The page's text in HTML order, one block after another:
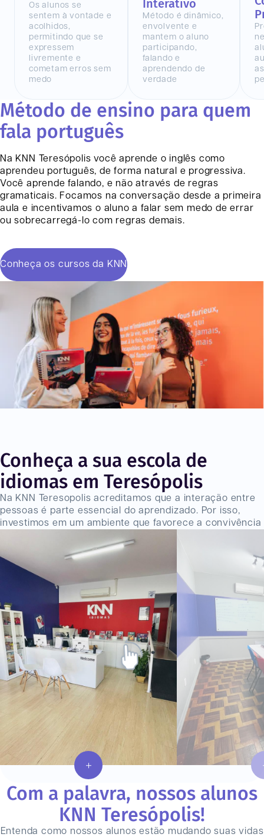
Os alunos se
sentem à vontade e
acolhidos,
permitindo que se
expressem
livremente e
cometam erros sem
medo
Interativo
Método é dinâmico,
envolvente e
mantem o aluno
participando,
falando e
aprendendo de
verdade
Método de ensino para quem
fala português
Na KNN Teresópolis você aprende o inglês como
aprendeu português, de forma natural e progressiva.
Você aprende falando, e não através de regras
gramaticais. Focamos na conversação desde a primeira
aula e incentivamos o aluno a falar sem medo de errar
ou sobrecarregá-lo com regras demais.
Conheça os cursos da KNN
Conheça a sua escola de
idiomas em Teresópolis
Na KNN Teresopolis acreditamos que a interação entre
pessoas é parte essencial do aprendizado. Por isso,
investimos em um ambiente que favorece a convivência
Com a palavra, nossos alunos
KNN Teresópolis!
Entenda como nossos alunos estão mudando suas vidas